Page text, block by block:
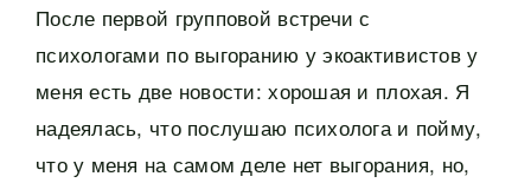
После первой групповой встречи с
психологами по выгоранию у экоактивистов у
меня есть две новости: хорошая и плохая. Я
надеялась, что послушаю психолога и пойму,
что у меня на самом деле нет выгорания, но,